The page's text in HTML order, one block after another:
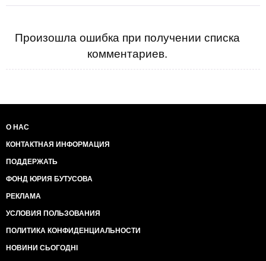
Произошла ошибка при получении списка
комментариев.
О НАС
КОНТАКТНАЯ ИНФОРМАЦИЯ
ПОДДЕРЖАТЬ
ФОНД ЮРИЯ БУТУСОВА
РЕКЛАМА
УСЛОВИЯ ПОЛЬЗОВАНИЯ
ПОЛИТИКА КОНФИДЕНЦИАЛЬНОСТИ
НОВИНИ СЬОГОДНІ